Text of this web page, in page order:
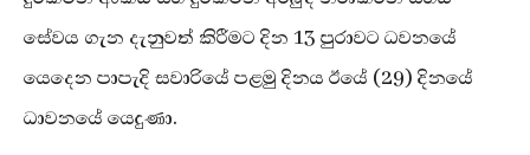
සේවය ගැන දැනුවත් කිරීමට දින 13 පුරාවට ධවනයේ
යෙදෙන පාපැදි සවාරියේ පළමු දිනය ඊයේ (29) දිනයේ
ධාවනයේ යෙදුණා.